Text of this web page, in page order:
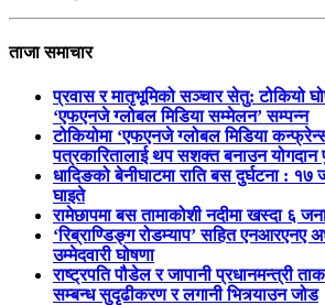
ताजा समाचार
प्रवास र मातृभूमिको सञ्चार सेतु: टोकियो
‘एफएनजे ग्लोबल मिडिया सम्मेलन’ सम्पन्न
टोकियोमा ‘एफएनजे ग्लोबल मिडिया
पत्रकारितालाई थप सशक्त बनाउन योगदान
धादिङको बेनीघाटमा राति बस दुर्घटना :
घाइते
रामेछापमा बस तामाकोशी नदीमा खस्दा ६
‘रिब्राण्डिङ्ग रोडम्याप’ सहित एनआरएनए
उम्मेदवारी घोषणा
राष्ट्रपति पौडेल र जापानी प्रधानमन्त्री
सम्बन्ध सुदृढीकरण र लगानी भित्र्याउन जोड